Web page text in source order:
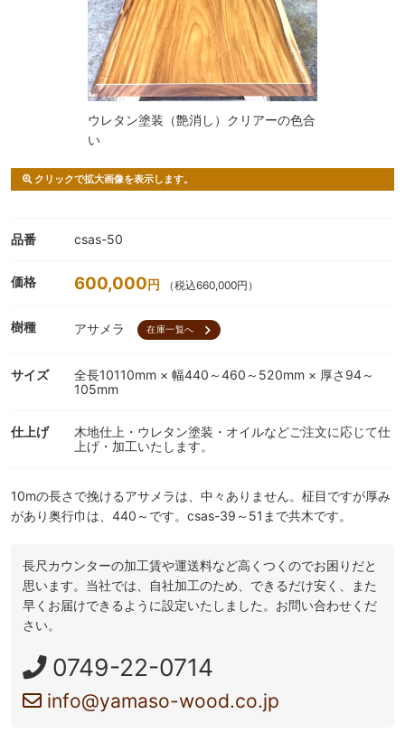
ウレタン塗装（艶消し）クリアーの色合
い
クリックで拡大画像を表示します。
品番 csas-50
価格 600,000円 （税込660,000円）
樹種 アサメラ 在庫一覧へ chevron_right
サイズ
全長10110mm × 幅440～460～520mm × 厚さ94～
105mm
仕上げ
木地仕上・ウレタン塗装・オイルなどご注文に応じて仕
上げ・加工いたします。
10mの長さで挽けるアサメラは、中々ありません。柾目ですが厚み
があり奥行巾は、440～です。csas-39～51まで共木です。
長尺カウンターの加工賃や運送料など高くつくのでお困りだと
思います。当社では、自社加工のため、できるだけ安く、また
早くお届けできるように設定いたしました。お問い合わせくだ
さい。
0749-22-0714
info@yamaso-wood.co.jp